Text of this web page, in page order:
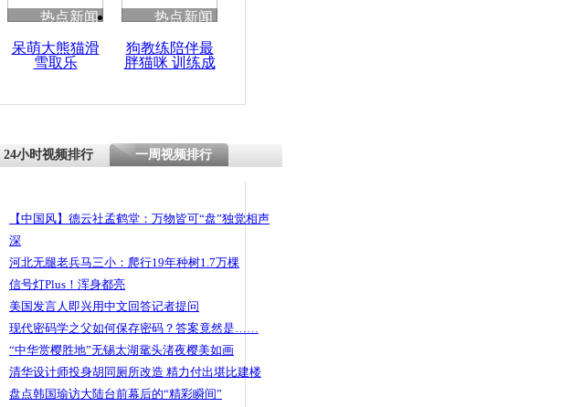
热点新闻
呆萌大熊猫滑
雪取乐
热点新闻
狗教练陪伴最
胖猫咪 训练成
24小时视频排行 一周视频排行
【中国风】德云社孟鹤堂：万物皆可“盘”独觉相声
深
河北无腿老兵马三小：爬行19年种树1.7万棵
信号灯Plus！浑身都亮
美国发言人即兴用中文回答记者提问
现代密码学之父如何保存密码？答案竟然是……
“中华赏樱胜地”无锡太湖鼋头渚夜樱美如画
清华设计师投身胡同厕所改造 精力付出堪比建楼
盘点韩国瑜访大陆台前幕后的“精彩瞬间”